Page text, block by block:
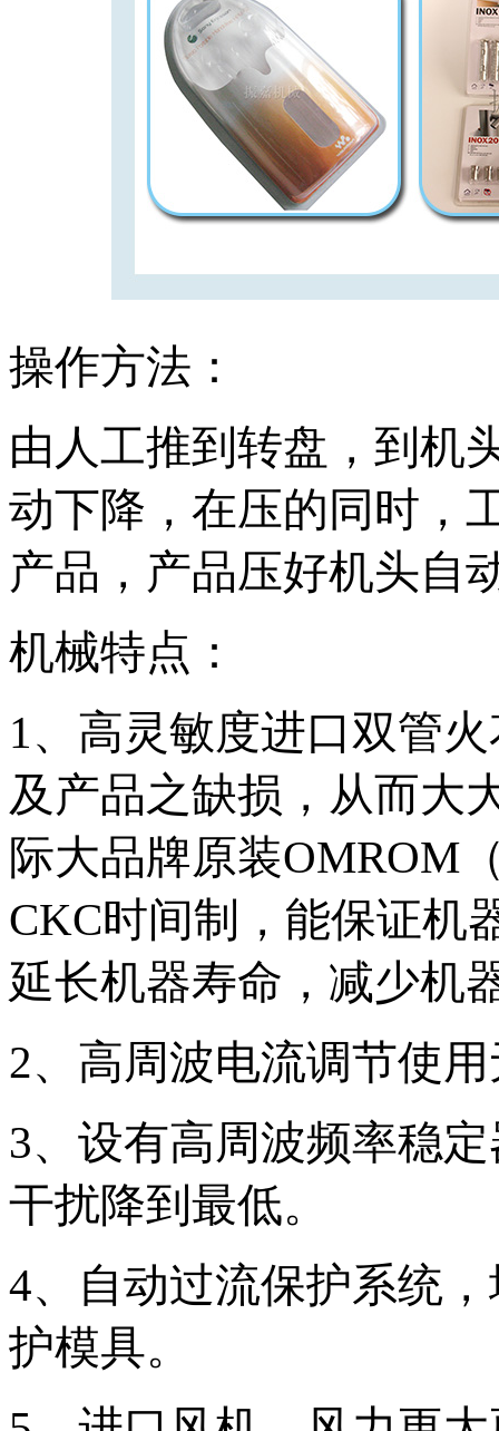
操作方法：
由人工推到转盘，到机
动下降，在压的同时，
产品，产品压好机头自
机械特点：
1、高灵敏度进口双管
及产品之缺损，从而大
际大品牌原装OMROM
CKC时间制，能保证机
延长机器寿命，减少机
2、高周波电流调节使
3、设有高周波频率稳
干扰降到最低。
4、自动过流保护系统
护模具。